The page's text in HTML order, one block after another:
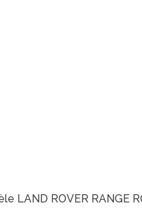
LAND ROVER RANGE